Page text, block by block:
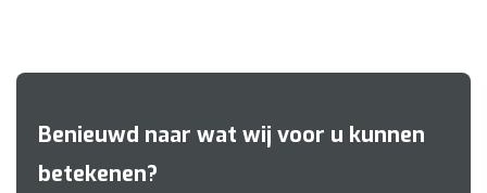
Benieuwd naar wat wij voor u kunnen
betekenen?